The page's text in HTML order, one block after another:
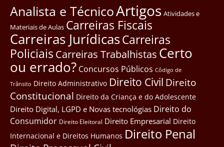
Analista e TécnicoArtigos Atividades e
Materiais de Aulas Carreiras Fiscais
Carreiras JurídicasCarreiras
Policiais Carreiras Trabalhistas Certo
ou errado? Concursos Públicos Côdigo de
Trânsito Direito Administrativo Direito Civil Direito
Constitucional Direito da Criança e do Adolescente
Direito Digital, LGPD e Novas tecnológias Direito do
Consumidor Direito Eleitoral Direito Empresarial Direito
Internacional e Direitos Humanos Direito Penal